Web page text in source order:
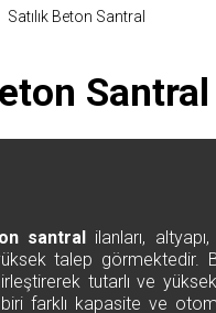
Satılık Beton Santral
Santral
santral ilanları,
talep görmektedir.
tutarlı ve
biri farklı kapasite ve